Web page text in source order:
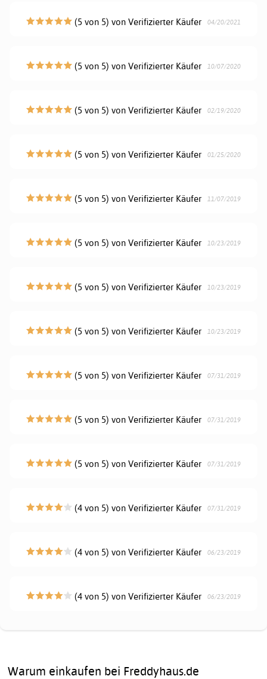
(5 von 5) von Verifizierter Käufer 04/20/2021
(5 von 5) von Verifizierter Käufer 10/07/2020
(5 von 5) von Verifizierter Käufer 02/19/2020
(5 von 5) von Verifizierter Käufer 01/25/2020
(5 von 5) von Verifizierter Käufer 11/07/2019
(5 von 5) von Verifizierter Käufer 10/23/2019
(5 von 5) von Verifizierter Käufer 10/23/2019
(5 von 5) von Verifizierter Käufer 10/23/2019
(5 von 5) von Verifizierter Käufer 07/31/2019
(5 von 5) von Verifizierter Käufer 07/31/2019
(5 von 5) von Verifizierter Käufer 07/31/2019
(4 von 5) von Verifizierter Käufer 07/31/2019
(4 von 5) von Verifizierter Käufer 06/23/2019
(4 von 5) von Verifizierter Käufer 06/23/2019
Warum einkaufen bei Freddyhaus.de